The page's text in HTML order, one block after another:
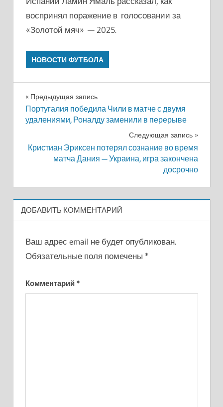
воспринял поражение в голосовании за
«Золотой мяч» — 2025.
НОВОСТИ ФУТБОЛА
Навигация
по
Предыдущая запись
Португалия победила Чили в матче с двумя
удалениями, Роналду заменили в перерыве
Следующая запись
Кристиан Эриксен потерял сознание во время
матча Дания — Украина, игра закончена
досрочно
ДОБАВИТЬ КОММЕНТАРИЙ
Ваш адрес email не будет опубликован.
Обязательные поля помечены *
Комментарий *